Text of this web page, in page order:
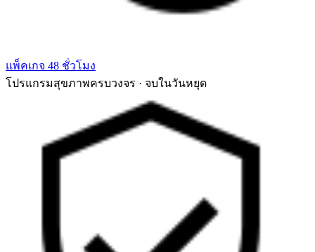
แพ็คเกจ 48 ชั่วโมง
โปรแกรมสุขภาพครบวงจร · จบในวันหยุด